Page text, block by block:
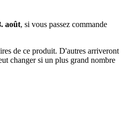
août, si vous passez commande
de ce produit. D'autres arriveront
changer si un plus grand nombre